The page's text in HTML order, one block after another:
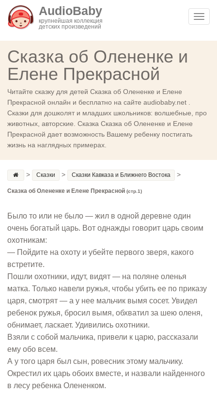
AudioBaby
крупнейшая коллекция
детских произведений
Сказка об Олененке и
Елене Прекрасной
Читайте сказку для детей Сказка об Олененке и Елене
Прекрасной онлайн и бесплатно на сайте audiobaby.net .
Сказки для дошколят и младших школьников: волшебные, про
животных, авторские. Сказка Сказка об Олененке и Елене
Прекрасной дает возможность Вашему ребенку постигать
жизнь на наглядных примерах.
> Сказки > Сказки Кавказа и Ближнего Востока >
Сказка об Олененке и Елене Прекрасной (стр.1)
Было то или не было — жил в одной деревне один
очень богатый царь. Вот однажды говорит царь своим
охотникам:
— Пойдите на охоту и убейте первого зверя, какого
встретите.
Пошли охотники, идут, видят — на поляне оленья
матка. Только навели ружья, чтобы убить ее по приказу
царя, смотрят — а у нее мальчик вымя сосет. Увидел
ребенок ружья, бросил вымя, обхватил за шею оленя,
обнимает, ласкает. Удивились охотники.
Взяли с собой мальчика, привели к царю, рассказали
ему обо всем.
А у того царя был сын, ровесник этому мальчику.
Окрестил их царь обоих вместе, и назвали найденного
в лесу ребенка Олененком.